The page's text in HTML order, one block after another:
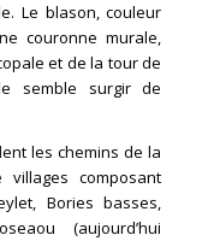
Le blason, couleur
couronne murale,
et de la tour de
semble surgir de
les chemins de la
composant
Bories basses,
(aujourd’hui